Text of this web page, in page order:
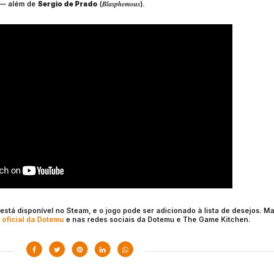
além de Sergio de Prado (Blasphemous).
disponível no Steam, e o jogo pode ser adicionado à lista de desejos.
oficial da Dotemu e nas redes sociais da Dotemu e The Game Kitchen.